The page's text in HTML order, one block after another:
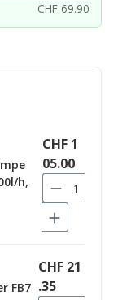
CHF 69.90
h,
CHF 1
05.00
FB7
CHF 21
.35